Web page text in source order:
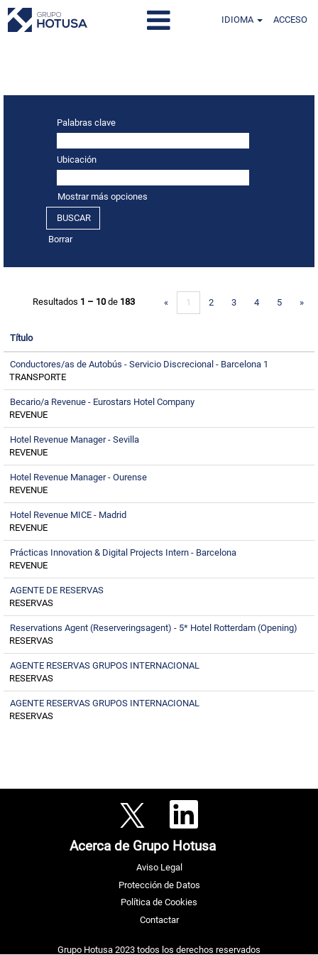
IDIOMA ACCESO
Palabras clave
Ubicación
Mostrar más opciones
Borrar
Resultados 1 – 10 de 183 « 1 2 3 4 5 »
Título
Conductores/as de Autobús - Servicio Discrecional - Barcelona 1
TRANSPORTE
Becario/a Revenue - Eurostars Hotel Company
REVENUE
Hotel Revenue Manager - Sevilla
REVENUE
Hotel Revenue Manager - Ourense
REVENUE
Hotel Revenue MICE - Madrid
REVENUE
Prácticas Innovation & Digital Projects Intern - Barcelona
REVENUE
AGENTE DE RESERVAS
RESERVAS
Reservations Agent (Reserveringsagent) - 5* Hotel Rotterdam (Opening)
RESERVAS
AGENTE RESERVAS GRUPOS INTERNACIONAL
RESERVAS
AGENTE RESERVAS GRUPOS INTERNACIONAL
RESERVAS
S
a
r
e
u
n
a
n
a
S
b
e
n
n
n
e
p
Acerca de Grupo Hotusa
Aviso Legal
Protección de Datos
Política de Cookies
Contactar
Grupo Hotusa 2023 todos los derechos reservados